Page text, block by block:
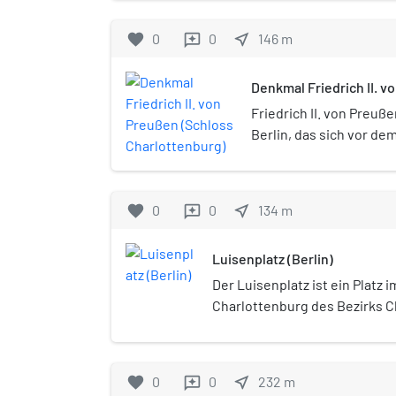
Schinkel in Berlin-
favorite 0 reviews 0 near_me 146 m
Denkmal Friedrich II.
Friedrich II. von
Berlin, das sich vor
Königs Friedrich II.
favorite 0 reviews 0 near_me 134 m
Luisenplatz (Berlin)
Der Luisenplatz ist ein Platz
Charlottenburg des Bezirks
angrenzende
1950 trug auch der südlich an
favorite 0 reviews 0 near_me 232 m